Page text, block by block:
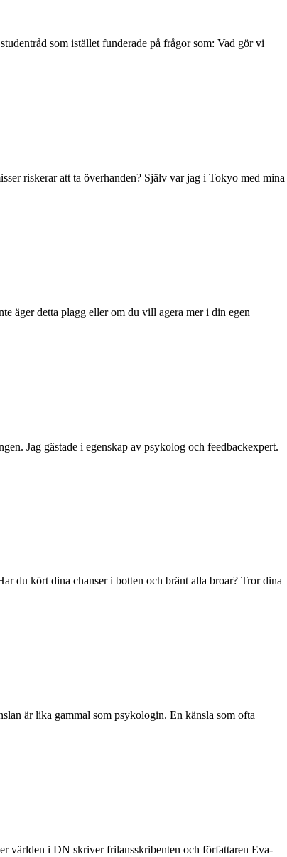
som istället funderade på frågor som: Vad gör vi
riskerar att ta överhanden? Själv var jag i Tokyo med mina
äger detta plagg eller om du vill agera mer i din egen
Jag gästade i egenskap av psykolog och feedbackexpert.
du kört dina chanser i botten och bränt alla broar? Tror dina
är lika gammal som psykologin. En känsla som ofta
världen i DN skriver frilansskribenten och författaren Eva-